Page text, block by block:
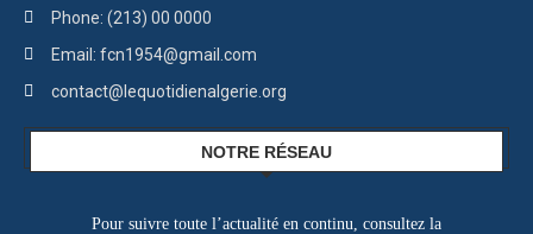
Phone: (213) 00 0000
Email: fcn1954@gmail.com
contact@lequotidienalgerie.org
NOTRE RÉSEAU
Pour suivre toute l’actualité en continu, consultez la